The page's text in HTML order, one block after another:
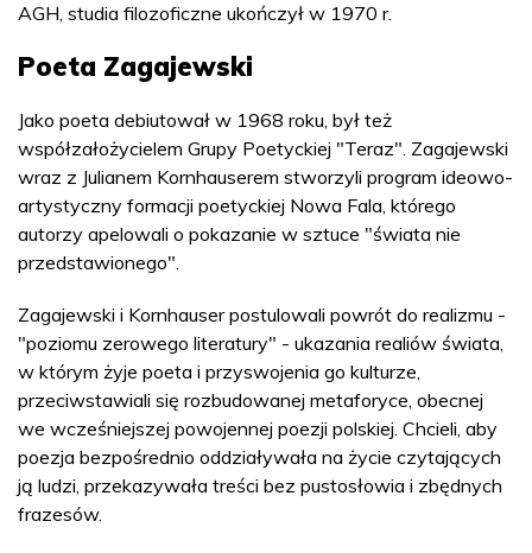
AGH, studia filozoficzne ukończył w 1970 r.
Poeta Zagajewski
Jako poeta debiutował w 1968 roku, był też
współzałożycielem Grupy Poetyckiej "Teraz". Zagajewski
wraz z Julianem Kornhauserem stworzyli program ideowo-
artystyczny formacji poetyckiej Nowa Fala, którego
autorzy apelowali o pokazanie w sztuce "świata nie
przedstawionego".
Zagajewski i Kornhauser postulowali powrót do realizmu -
"poziomu zerowego literatury" - ukazania realiów świata,
w którym żyje poeta i przyswojenia go kulturze,
przeciwstawiali się rozbudowanej metaforyce, obecnej
we wcześniejszej powojennej poezji polskiej. Chcieli, aby
poezja bezpośrednio oddziaływała na życie czytających
ją ludzi, przekazywała treści bez pustosłowia i zbędnych
frazesów.